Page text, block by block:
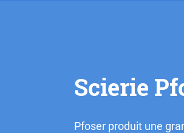
Scierie
Pfoser produit une